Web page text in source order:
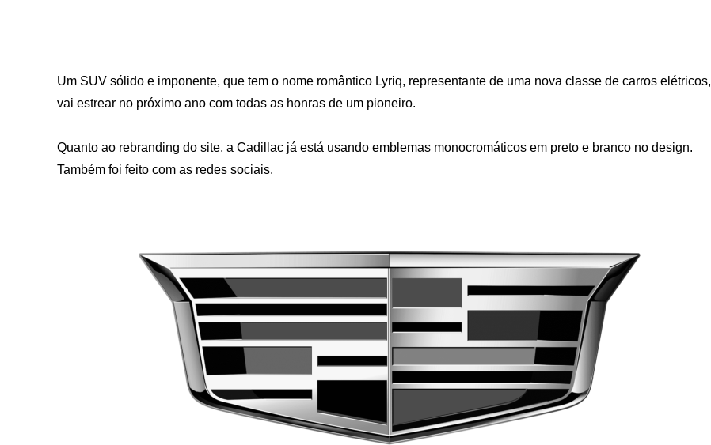
Um SUV sólido e imponente, que tem o nome romântico Lyriq, representante de uma nova classe de carros elétricos,
vai estrear no próximo ano com todas as honras de um pioneiro.
Quanto ao rebranding do site, a Cadillac já está usando emblemas monocromáticos em preto e branco no design.
Também foi feito com as redes sociais.